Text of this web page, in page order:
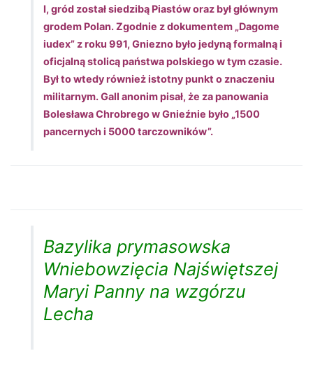
I, gród został siedzibą Piastów oraz był głównym
grodem Polan. Zgodnie z dokumentem „Dagome
iudex” z roku 991, Gniezno było jedyną formalną i
oficjalną stolicą państwa polskiego w tym czasie.
Był to wtedy również istotny punkt o znaczeniu
militarnym. Gall anonim pisał, że za panowania
Bolesława Chrobrego w Gnieźnie było „1500
pancernych i 5000 tarczowników”.
Bazylika prymasowska
Wniebowzięcia Najświętszej
Maryi Panny na wzgórzu
Lecha